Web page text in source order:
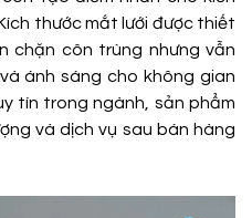
thước mắt lưới được thiết
chặn côn trùng nhưng vẫn
ánh sáng cho không gian
tín trong ngành, sản phẩm
và dịch vụ sau bán hàng